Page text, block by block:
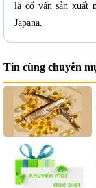
là cố vấn sản xuất
Japana.
Tin cùng chuyên